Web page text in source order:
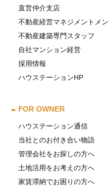
直営仲介支店
不動産経営マネジメントメ
不動産建築専門スタッフ
自社マンション経営
採用情報
ハウステーションHP
FOR OWNER
ハウステーション通信
当社とのお付き合い物語
管理会社をお探しの方へ
土地活用をお考えの方へ
家賃滞納でお困りの方へ